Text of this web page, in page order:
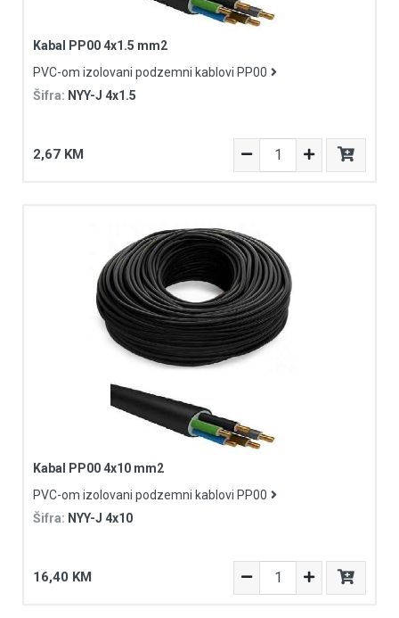
Kabal PP00 4x1.5 mm2
PVC-om izolovani podzemni kablovi PP00
Šifra: NYY-J 4x1.5
2,67 KM
Kabal PP00 4x10 mm2
PVC-om izolovani podzemni kablovi PP00
Šifra: NYY-J 4x10
16,40 KM